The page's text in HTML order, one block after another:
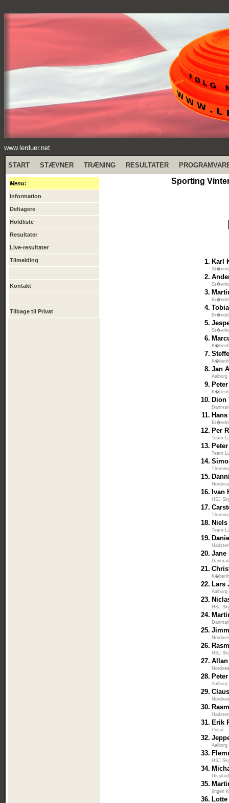
www.lerduer.net
START STÆVNER TRÆNING RESULTATER
Menu:
Information
Deltagere
Holdliste
Resultater
Live-resultater
Tilmelding
Kontakt
Tilbage til Privat
Sporting
1. Karl
2.
3.
4.
5.
6.
7.
8. Jan
9.
10. Dion
11.
12. Per
Team
13.
Team
14.
15.
16. Ivan
HSJ
17.
18.
Team
19.
20. Jane
21.
22. Lars
23.
HSJ
24.
25.
26.
HSJ
27.
28.
29.
30.
31. Erik
Privat
32.
33.
HSJ
34.
35.
(ingen
36.